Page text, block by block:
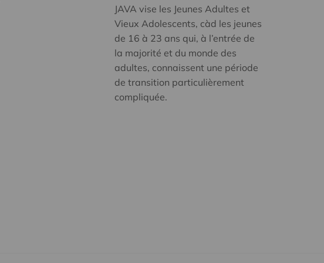
JAVA vise les Jeunes Adultes et
Vieux Adolescents, càd les jeunes
de 16 à 23 ans qui, à l’entrée de
la majorité et du monde des
adultes, connaissent une période
de transition particulièrement
compliquée.